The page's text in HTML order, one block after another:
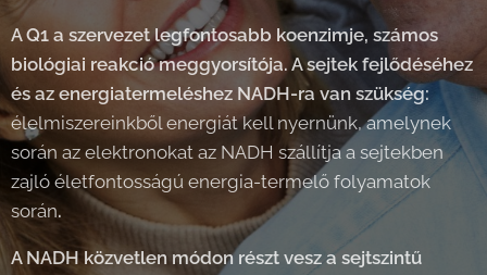
A Q1 a szervezet legfontosabb koenzimje, számos
biológiai reakció meggyorsítója. A sejtek fejlődéséhez
és az energiatermeléshez NADH-ra van szükség:
élelmiszereinkből energiát kell nyernünk, amelynek
során az elektronokat az NADH szállítja a sejtekben
zajló életfontosságú energia-termelő folyamatok
során.
ANADH közvetlen módon részt vesz a sejtszintű